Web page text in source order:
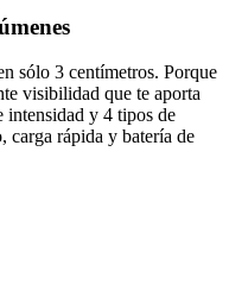
sólo 3 centímetros. Porque
visibilidad que te aporta
intensidad y 4 tipos de
carga rápida y batería de